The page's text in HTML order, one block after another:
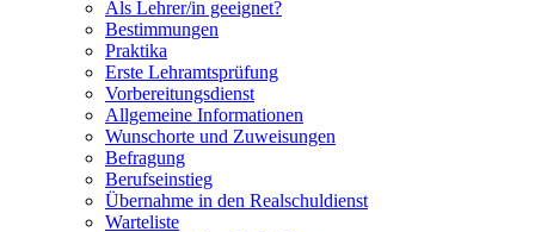
Als Lehrer/in geeignet?
Bestimmungen
Praktika
Erste Lehramtsprüfung
Vorbereitungsdienst
Allgemeine Informationen
Wunschorte und Zuweisungen
Befragung
Berufseinstieg
Übernahme in den Realschuldienst
Warteliste